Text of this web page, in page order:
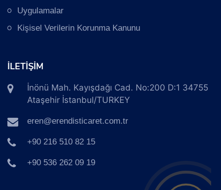
Uygulamalar
Kişisel Verilerin Korunma Kanunu
İLETİŞİM
İnönü Mah. Kayışdağı Cad. No:200 D:1 34755
Ataşehir İstanbul/TURKEY
eren@erendisticaret.com.tr
+90 216 510 82 15
+90 536 262 09 19